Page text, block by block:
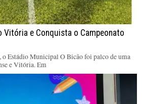
Vitória e Conquista o Campeonato
o Estádio Municipal O Bicão foi palco de uma
e Vitória. Em